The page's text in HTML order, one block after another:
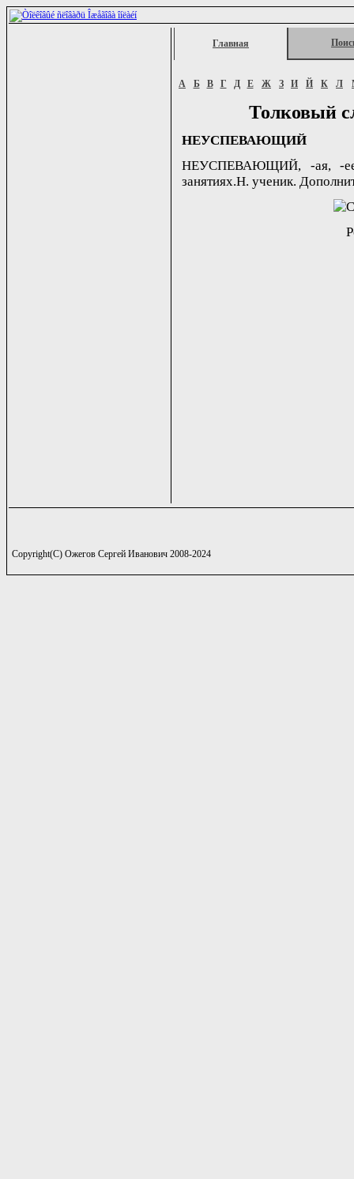
Главная
А Б В Г Д Е Ж З И Й К Л
Толковый
НЕУСПЕВАЮЩИЙ
НЕУСПЕВАЮЩИЙ, -ая, -ее.
занятиях.Н. ученик.
Copyright(C) Ожегов Сергей Иванович 2008-2024